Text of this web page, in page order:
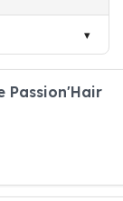
Passion'Hair